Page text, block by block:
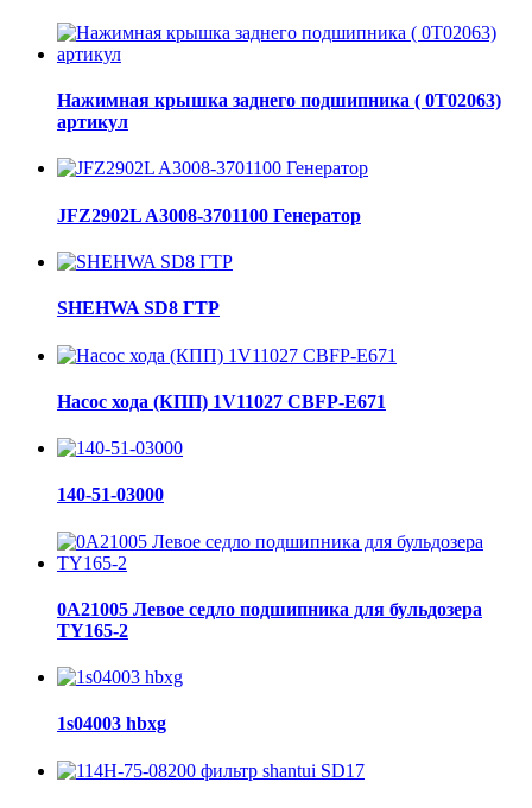
Нажимная крышка заднего подшипника ( 0Т02063)
артикул
JFZ2902L A3008-3701100 Генератор
SHEHWA SD8 ГТР
Насос хода (КПП) 1V11027 CBFP-E671
140-51-03000
0A21005 Левое седло подшипника для бульдозера
TY165-2
1s04003 hbxg